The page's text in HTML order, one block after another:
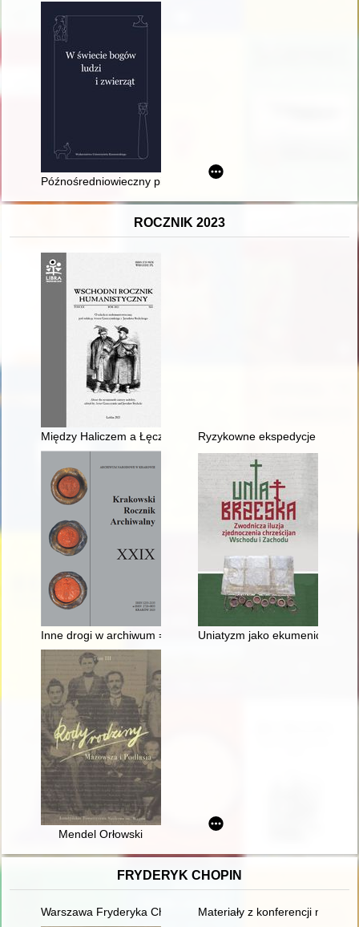
Późnośredniowieczny piec z klasztoru kanoników regularnych
ROCZNIK 2023
Między Haliczem a Łęczycą : sformowanie chorągwi
Ryzykowne ekspedycje w
Inne drogi w archiwum = Other roads in archives
Uniatyzm jako ekumeniczna
Mendel Orłowski
FRYDERYK CHOPIN
Warszawa Fryderyka Chopina Materiały z konferencji